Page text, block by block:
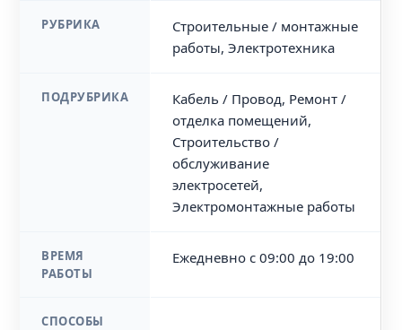
РУБРИКА
Строительные / монтажные
работы, Электротехника
ПОДРУБРИКА
Кабель / Провод, Ремонт /
отделка помещений,
Строительство /
обслуживание
электросетей,
Электромонтажные работы
ВРЕМЯ
РАБОТЫ
Ежедневно с 09:00 до 19:00
СПОСОБЫ